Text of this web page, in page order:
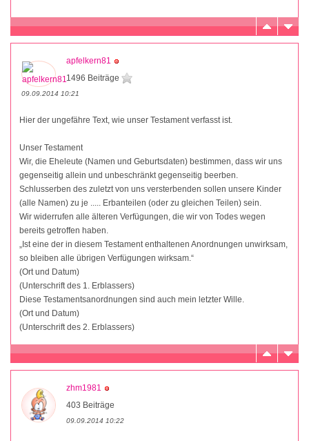
apfelkern81
1496 Beiträge
09.09.2014 10:21
Hier der ungefähre Text, wie unser Testament verfasst ist.
Unser Testament
Wir, die Eheleute (Namen und Geburtsdaten) bestimmen, dass wir uns
gegenseitig allein und unbeschränkt gegenseitig beerben.
Schlusserben des zuletzt von uns versterbenden sollen unsere Kinder
(alle Namen) zu je ..... Erbanteilen (oder zu gleichen Teilen) sein.
Wir widerrufen alle älteren Verfügungen, die wir von Todes wegen
bereits getroffen haben.
„Ist eine der in diesem Testament enthaltenen Anordnungen unwirksam,
so bleiben alle übrigen Verfügungen wirksam.“
(Ort und Datum)
(Unterschrift des 1. Erblassers)
Diese Testamentsanordnungen sind auch mein letzter Wille.
(Ort und Datum)
(Unterschrift des 2. Erblassers)
zhm1981
403 Beiträge
09.09.2014 10:22